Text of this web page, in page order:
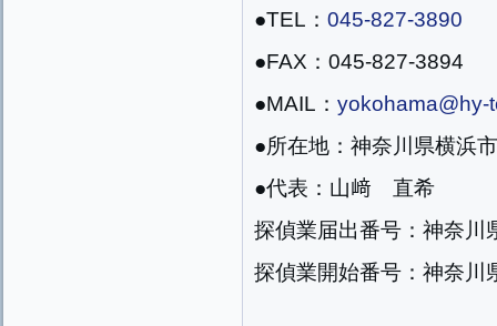
●TEL： 045-827-3890
●FAX：045-827-3894
●MAIL： yokohama@hy-
●所在地：神奈川県横浜
●代表：山﨑 直希
探偵業届出番号：神奈川
探偵業開始番号：神奈川